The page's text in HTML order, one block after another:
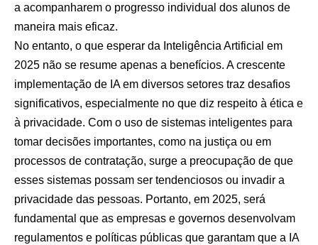
a acompanharem o progresso individual dos alunos de
maneira mais eficaz.
No entanto, o que esperar da Inteligência Artificial em
2025 não se resume apenas a benefícios. A crescente
implementação de IA em diversos setores traz desafios
significativos, especialmente no que diz respeito à ética e
à privacidade. Com o uso de sistemas inteligentes para
tomar decisões importantes, como na justiça ou em
processos de contratação, surge a preocupação de que
esses sistemas possam ser tendenciosos ou invadir a
privacidade das pessoas. Portanto, em 2025, será
fundamental que as empresas e governos desenvolvam
regulamentos e políticas públicas que garantam que a IA